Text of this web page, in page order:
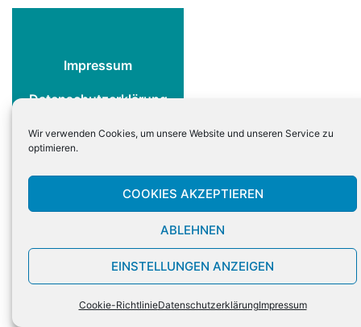
Wir verwenden Cookies, um unsere Website und unseren Service zu
optimieren.
COOKIES AKZEPTIEREN
ABLEHNEN
EINSTELLUNGEN ANZEIGEN
Cookie-RichtlinieDatenschutzerklärungImpressum
Impressum
Datenschutzerklärung